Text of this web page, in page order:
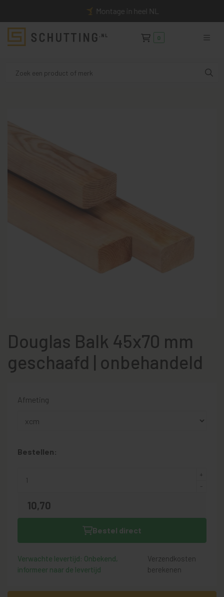
0
Montage in heel NL
Douglas Balk 45x70 mm
geschaafd | onbehandeld
Afmeting
Bestellen:
10,70
Bestel direct
Verwachte levertijd: Onbekend,
informeer naar de levertijd
Verzendkosten
berekenen